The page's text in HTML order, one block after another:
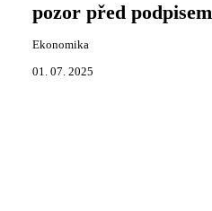
pozor před podpisem
Ekonomika
01. 07. 2025